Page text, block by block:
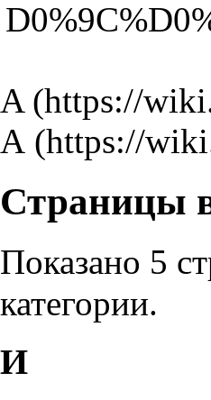
A
А
Страницы
Показано 5
категории.
И